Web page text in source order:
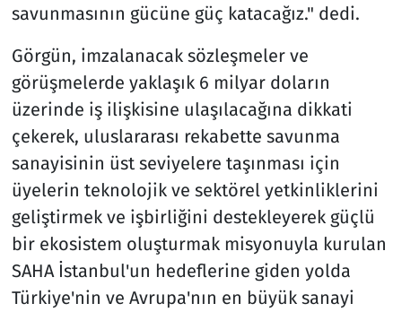
savunmasının gücüne güç katacağız." dedi.
Görgün, imzalanacak sözleşmeler ve
görüşmelerde yaklaşık 6 milyar doların
üzerinde iş ilişkisine ulaşılacağına dikkati
çekerek, uluslararası rekabette savunma
sanayisinin üst seviyelere taşınması için
üyelerin teknolojik ve sektörel yetkinliklerini
geliştirmek ve işbirliğini destekleyerek güçlü
bir ekosistem oluşturmak misyonuyla kurulan
SAHA İstanbul'un hedeflerine giden yolda
Türkiye'nin ve Avrupa'nın en büyük sanayi